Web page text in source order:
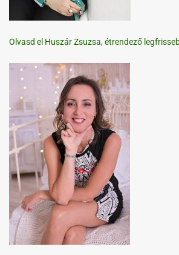
Olvasd el Huszár Zsuzsa, étrendező